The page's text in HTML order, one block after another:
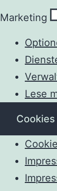
Marketing
Lese